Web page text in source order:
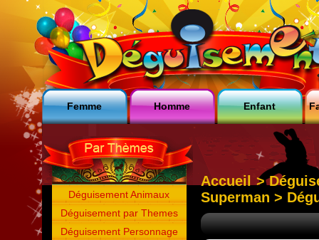
Femme Homme Enfant
Déguisement Animaux
Déguisement par Themes
Déguisement Personnage
Accueil >
Superman >